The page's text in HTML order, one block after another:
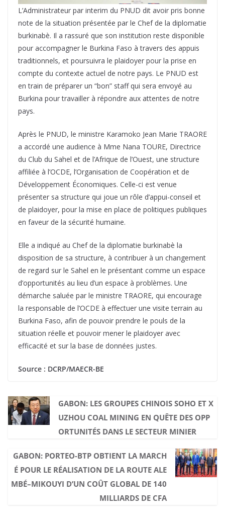
L’Administrateur par interim du PNUD dit avoir pris bonne
note de la situation présentée par le Chef de la diplomatie
burkinabè. Il a rassuré que son institution reste disponible
pour accompagner le Burkina Faso à travers des appuis
traditionnels, et poursuivra le plaidoyer pour la prise en
compte du contexte actuel de notre pays. Le PNUD est
en train de préparer un “bon” staff qui sera envoyé au
Burkina pour travailler à répondre aux attentes de notre
pays.
Après le PNUD, le ministre Karamoko Jean Marie TRAORE
a accordé une audience à Mme Nana TOURE, Directrice
du Club du Sahel et de l’Afrique de l’Ouest, une structure
affiliée à l’OCDE, l’Organisation de Coopération et de
Développement Économiques. Celle-ci est venue
présenter sa structure qui joue un rôle d’appui-conseil et
de plaidoyer, pour la mise en place de politiques publiques
en faveur de la sécurité humaine.
Elle a indiqué au Chef de la diplomatie burkinabè la
disposition de sa structure, à contribuer à un changement
de regard sur le Sahel en le présentant comme un espace
d’opportunités au lieu d’un espace à problèmes. Une
démarche saluée par le ministre TRAORE, qui encourage
la responsable de l’OCDE à effectuer une visite terrain au
Burkina Faso, afin de pouvoir prendre le pouls de la
situation réelle et pouvoir mener le plaidoyer avec
efficacité et sur la base de données justes.
Source : DCRP/MAECR-BE
GABON: LES GROUPES CHINOIS SOHO ET X
UZHOU COAL MINING EN QUÊTE DES OPP
ORTUNITÉS DANS LE SECTEUR MINIER
GABON: PORTEO-BTP OBTIENT LA MARCH
É POUR LE RÉALISATION DE LA ROUTE ALE
MBÉ–MIKOUYI D’UN COÛT GLOBAL DE 140
MILLIARDS DE CFA